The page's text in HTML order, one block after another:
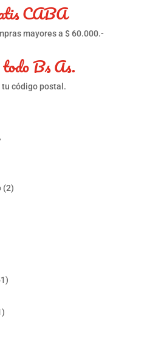
CABA
mayores a $ 60.000.-
Bs As.
código postal.
(2)